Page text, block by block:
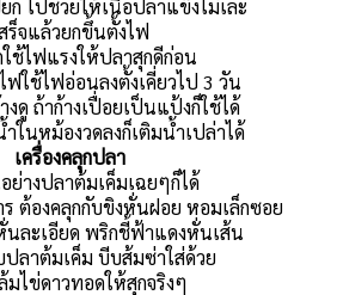
ก ไปช่วยให้เนื้อปลาแข็งไม่เละ
ร็จแล้วยกขึ้นตั้งไฟ
ใช้ไฟแรงให้ปลาสุกดีก่อน
ใช้ไฟอ่อนลงตั้งเคี่ยวไป 3 วัน
งดู ถ้าก้างเปื่อยเป็นแป้งก็ใช้ได้
ำในหม้องวดลงก็เติมน้ำเปล่าได้
เครื่องคลุกปลา
ย่างปลาต้มเค็มเฉยๆก็ได้
ต้องคลุกกับขิงหั่นฝอย หอมเล็กซอย
ละเอียด พริกชี้ฟ้าแดงหั่นเส้น
ปลาต้มเค็ม บีบส้มซ่าใส่ด้วย
มไข่ดาวทอดให้สุกจริงๆ